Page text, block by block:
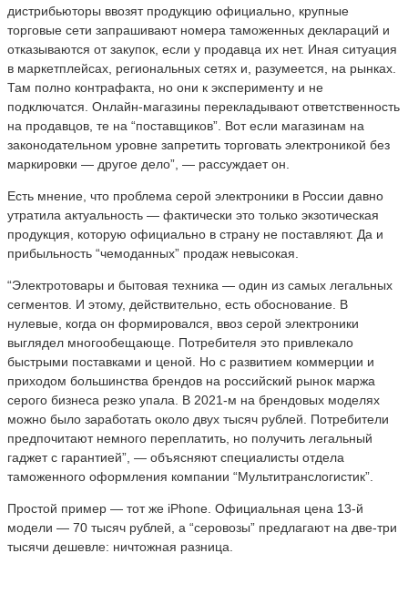
дистрибьюторы ввозят продукцию официально, крупные
торговые сети запрашивают номера таможенных деклараций и
отказываются от закупок, если у продавца их нет. Иная ситуация
в маркетплейсах, региональных сетях и, разумеется, на рынках.
Там полно контрафакта, но они к эксперименту и не
подключатся. Онлайн-магазины перекладывают ответственность
на продавцов, те на “поставщиков”. Вот если магазинам на
законодательном уровне запретить торговать электроникой без
маркировки — другое дело”, — рассуждает он.
Есть мнение, что проблема серой электроники в России давно
утратила актуальность — фактически это только экзотическая
продукция, которую официально в страну не поставляют. Да и
прибыльность “чемоданных” продаж невысокая.
“Электротовары и бытовая техника — один из самых легальных
сегментов. И этому, действительно, есть обоснование. В
нулевые, когда он формировался, ввоз серой электроники
выглядел многообещающе. Потребителя это привлекало
быстрыми поставками и ценой. Но с развитием коммерции и
приходом большинства брендов на российский рынок маржа
серого бизнеса резко упала. В 2021-м на брендовых моделях
можно было заработать около двух тысяч рублей. Потребители
предпочитают немного переплатить, но получить легальный
гаджет с гарантией”, — объясняют специалисты отдела
таможенного оформления компании “Мультитранслогистик”.
Простой пример — тот же iPhone. Официальная цена 13-й
модели — 70 тысяч рублей, а “серовозы” предлагают на две-три
тысячи дешевле: ничтожная разница.